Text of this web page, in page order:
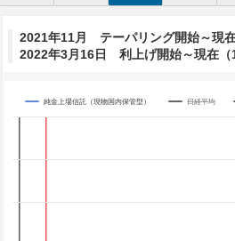
2021年11月 テーパリング開始～現
2022年3月16日 利上げ開始～現在（
Chart
The chart has 1 X axis displaying
The chart has 4 Y axes displaying yA0,
純金上場信託（現物国内保管型） 日経平均